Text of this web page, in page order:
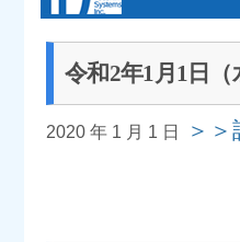
令和2年1月1日（
2020 年 1 月 1 日 ＞